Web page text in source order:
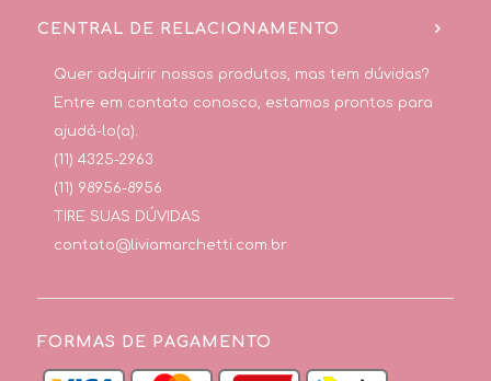
CENTRAL DE RELACIONAMENTO
Quer adquirir nossos produtos, mas tem dúvidas?
Entre em contato conosco, estamos prontos para
ajudá-lo(a).
(11) 4325-2963
(11) 98956-8956
TIRE SUAS DÚVIDAS
contato@liviamarchetti.com.br
FORMAS DE PAGAMENTO